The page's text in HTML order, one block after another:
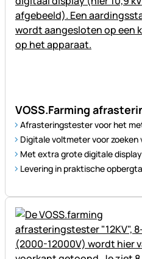
VOSS.Farming
Afrasteringstester voor het
Digitale voltmeter voor zoeken
Met extra grote digitale display
Levering in praktische